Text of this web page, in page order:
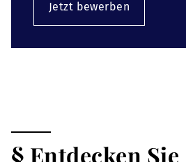
Jetzt bewerben
§ Entdecken Sie